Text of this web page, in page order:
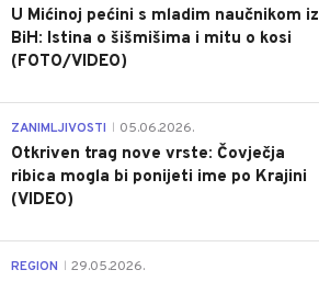
U Mićinoj pećini s mladim naučnikom iz
BiH: Istina o šišmišima i mitu o kosi
(FOTO/VIDEO)
ZANIMLJIVOSTI 05.06.2026.
Otkriven trag nove vrste: Čovječja
ribica mogla bi ponijeti ime po Krajini
(VIDEO)
REGION 29.05.2026.